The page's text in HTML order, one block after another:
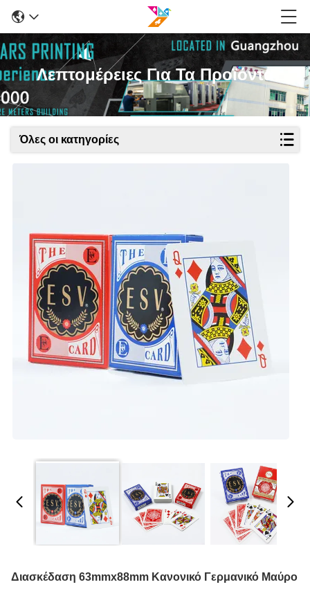
Λεπτομέρειες Για Τα Προϊόντα
Όλες οι κατηγορίες
Διασκέδαση 63mmx88mm Κανονικό Γερμανικό Μαύρο